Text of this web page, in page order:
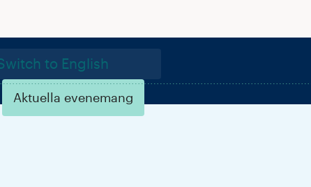
to English
Aktuella evenemang